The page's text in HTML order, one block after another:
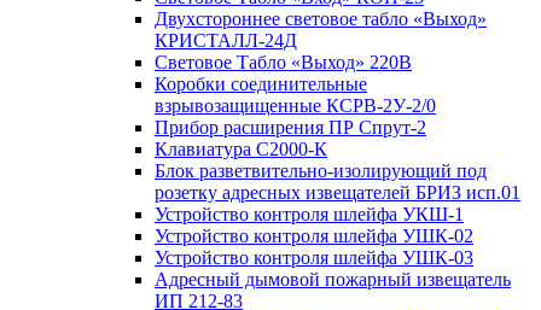
Двухстороннее световое табло «Выход»
КРИСТАЛЛ-24Д
Световое Табло «Выход» 220В
Коробки соединительные
взрывозащищенные КСРВ-2У-2/0
Прибор расширения ПР Спрут-2
Клавиатура С2000-К
Блок разветвительно-изолирующий под
розетку адресных извещателей БРИЗ исп.01
Устройство контроля шлейфа УКШ-1
Устройство контроля шлейфа УШК-02
Устройство контроля шлейфа УШК-03
Адресный дымовой пожарный извещатель
ИП 212-83